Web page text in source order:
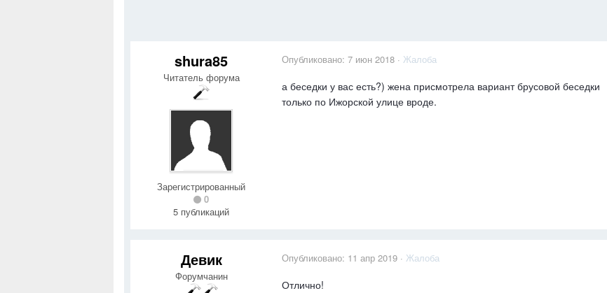
shura85
Читатель форума
Зарегистрированный
0
5 публикаций
Опубликовано: 7 июн 2018 · Жалоба
а беседки у вас есть?) жена присмотрела вариант брусовой беседки
только по Ижорской улице вроде.
Девик
Форумчанин
Опубликовано: 11 апр 2019 · Жалоба
Отлично!